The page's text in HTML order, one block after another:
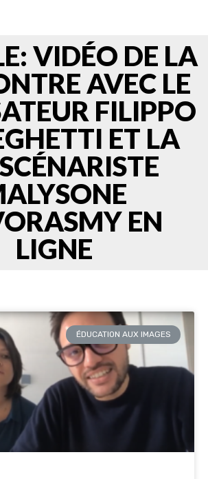
VIDÉO DE LA
AVEC LE
FILIPPO
ET LA
EN
LIGNE
ÉDUCATION AUX IMAGES